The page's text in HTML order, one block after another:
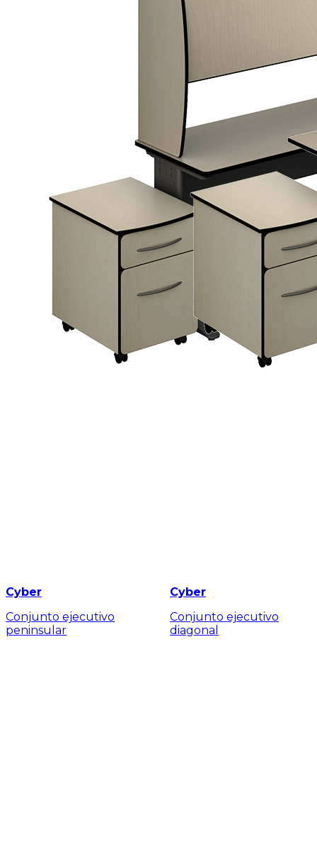
Cyber
Conjunto ejecutivo
peninsular
Cyber
Conjunto ejecutivo
diagonal